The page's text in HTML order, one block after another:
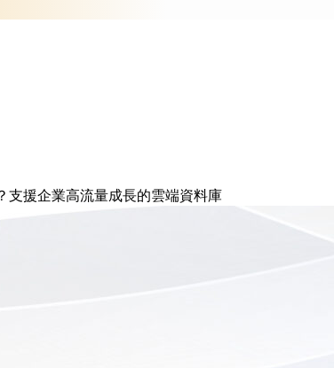
支援企業高流量成長的雲端資料庫